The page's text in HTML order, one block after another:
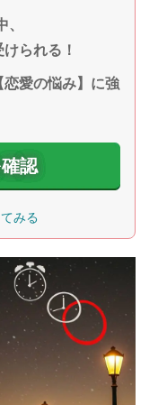
られる！
愛の悩み】に強
認
みる